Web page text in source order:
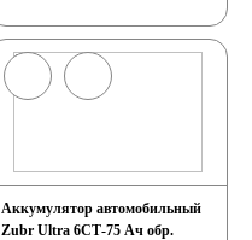
Аккумулятор автомобильный
Zubr Ultra 6СТ-75 Ач обр.